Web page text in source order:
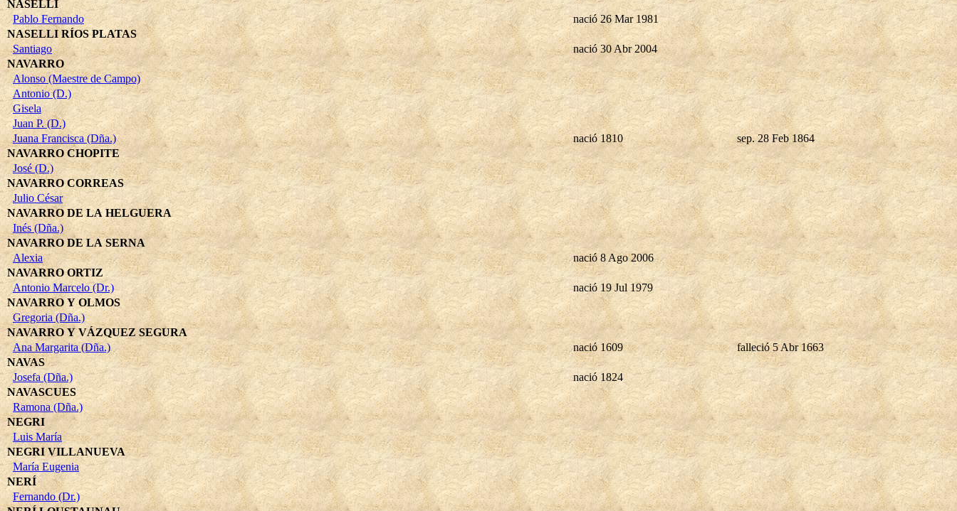
NASELLI
Pablo Fernando
nació 26 Mar 1981
NASELLI RÍOS PLATAS
Santiago
nació 30 Abr 2004
NAVARRO
Alonso (Maestre de Campo)
Antonio (D.)
Gisela
Juan P. (D.)
Juana Francisca (Dña.)
nació 1810
sep. 28 Feb 1864
NAVARRO CHOPITE
José (D.)
NAVARRO CORREAS
Julio César
NAVARRO DE LA HELGUERA
Inés (Dña.)
NAVARRO DE LA SERNA
Alexia
nació 8 Ago 2006
NAVARRO ORTIZ
Antonio Marcelo (Dr.)
nació 19 Jul 1979
NAVARRO Y OLMOS
Gregoria (Dña.)
NAVARRO Y VÁZQUEZ SEGURA
Ana Margarita (Dña.)
nació 1609
falleció 5 Abr 1663
NAVAS
Josefa (Dña.)
nació 1824
NAVASCUES
Ramona (Dña.)
NEGRI
Luis María
NEGRI VILLANUEVA
María Eugenia
NERÍ
Fernando (Dr.)